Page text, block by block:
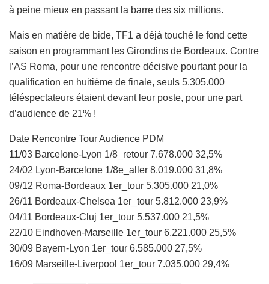
à peine mieux en passant la barre des six millions.
Mais en matière de bide, TF1 a déjà touché le fond cette
saison en programmant les Girondins de Bordeaux. Contre
l’AS Roma, pour une rencontre décisive pourtant pour la
qualification en huitième de finale, seuls 5.305.000
téléspectateurs étaient devant leur poste, pour une part
d’audience de 21% !
Date Rencontre Tour Audience PDM
11/03 Barcelone-Lyon 1/8_retour 7.678.000 32,5%
24/02 Lyon-Barcelone 1/8e_aller 8.019.000 31,8%
09/12 Roma-Bordeaux 1er_tour 5.305.000 21,0%
26/11 Bordeaux-Chelsea 1er_tour 5.812.000 23,9%
04/11 Bordeaux-Cluj 1er_tour 5.537.000 21,5%
22/10 Eindhoven-Marseille 1er_tour 6.221.000 25,5%
30/09 Bayern-Lyon 1er_tour 6.585.000 27,5%
16/09 Marseille-Liverpool 1er_tour 7.035.000 29,4%